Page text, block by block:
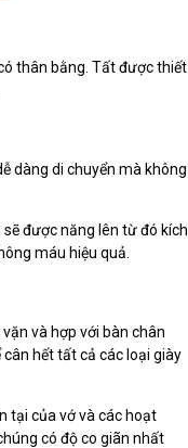
thân bằng. Tất được thiết
dàng di chuyển mà không
được năng lên từ đó kích
máu hiệu quả.
và hợp với bàn chân
hết tất cả các loại giày
tại của vớ và các hoạt
có độ co giãn nhất